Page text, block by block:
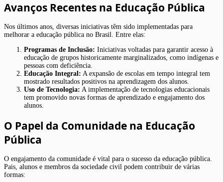
Avanços Recentes na Educação Pública
Nos últimos anos, diversas iniciativas têm sido implementadas para
melhorar a educação pública no Brasil. Entre elas:
Programas de Inclusão: Iniciativas voltadas para garantir acesso à
educação de grupos historicamente marginalizados, como indígenas e
pessoas com deficiência.
Educação Integral: A expansão de escolas em tempo integral tem
mostrado resultados positivos na aprendizagem dos alunos.
Uso de Tecnologia: A implementação de tecnologias educacionais
tem promovido novas formas de aprendizado e engajamento dos
alunos.
O Papel da Comunidade na Educação
Pública
O engajamento da comunidade é vital para o sucesso da educação pública.
Pais, alunos e membros da sociedade civil podem contribuir de várias
formas: